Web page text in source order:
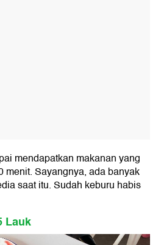
mendapatkan makanan yang
menit. Sayangnya, ada banyak
saat itu. Sudah keburu habis
Lauk